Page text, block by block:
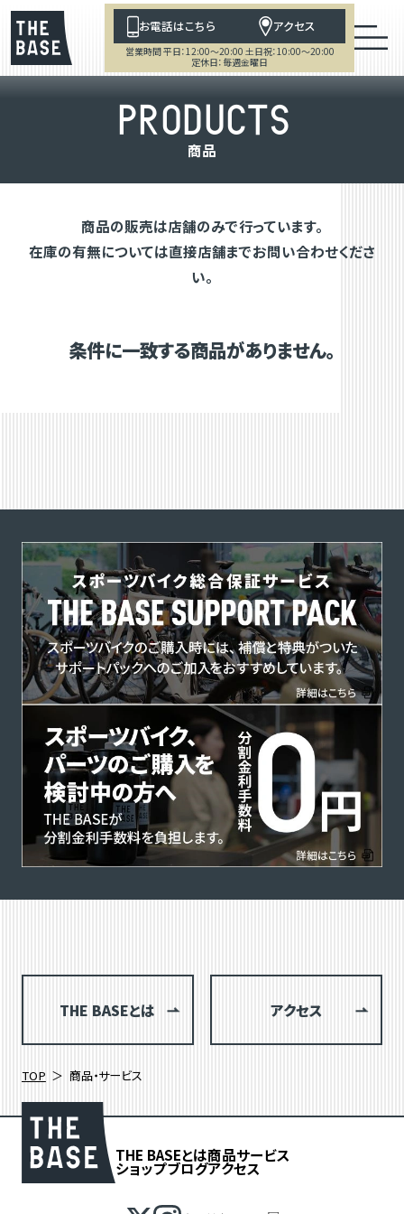
お電話はこちら アクセス
営業時間 平日：12:00～20:00 土日祝：10:00～20:00
定休日：毎週金曜日
PRODUCTS
商品
商品の販売は店舗のみで行っています。
在庫の有無については直接店舗までお問い合わせくださ
い。
条件に一致する商品がありません。
THE BASEとは アクセス
TOP 商品・サービス
THE BASEとは商品サービス
ショップブログアクセス